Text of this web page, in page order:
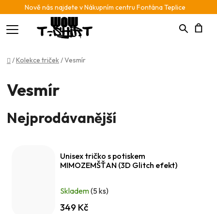
Nově nás najdete v Nákupním centru Fontána Teplice
Hledat
Domů
/Kolekce triček/Vesmír
Vesmír
Nejprodávanější
Unisex tričko s potiskem
MIMOZEMŠŤAN (3D Glitch efekt)
Skladem(5 ks)
349 Kč